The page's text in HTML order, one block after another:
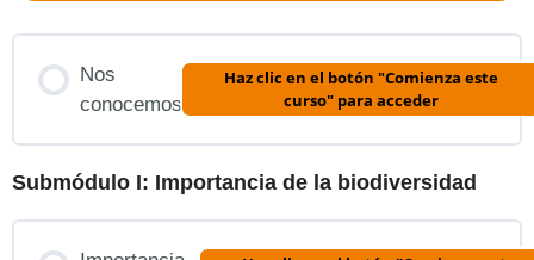
Nos
conocemos
Haz clic en el botón "Comienza este
curso" para acceder
Submódulo I: Importancia de la biodiversidad